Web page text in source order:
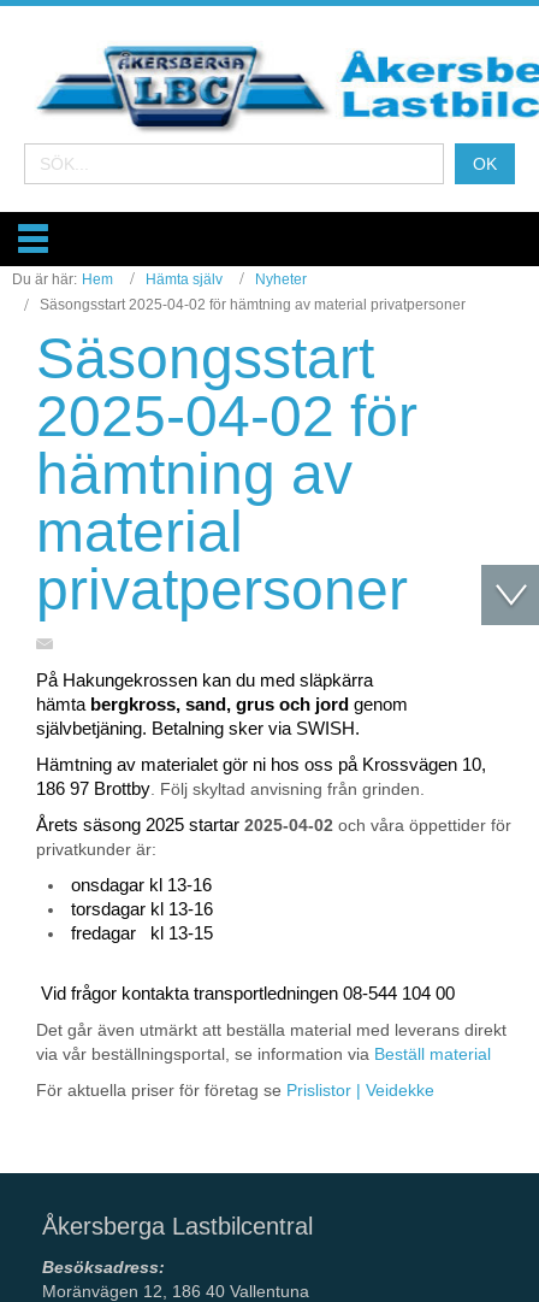
Du är här: Hem Hämta själv
Nyheter
Säsongsstart 2025-04-02 för hämtning av material privatpersoner
Säsongsstart
2025-04-02 för
hämtning av
material
privatpersoner
På Hakungekrossen kan du med släpkärra
hämta bergkross, sand, grus och jord genom
självbetjäning. Betalning sker via SWISH.
Hämtning av materialet gör ni hos oss på Krossvägen 10,
186 97 Brottby . Följ skyltad anvisning från grinden.
Årets säsong 2025 startar 2025-04-02 och våra öppettider för
privatkunder är:
onsdagar kl 13-16
torsdagar kl 13-16
fredagar kl 13-15
Vid frågor kontakta transportledningen 08-544 104 00
Det går även utmärkt att beställa material med leverans direkt
via vår beställningsportal, se information via Beställ material
För aktuella priser för företag se Prislistor | Veidekke
Åkersberga Lastbilcentral
Besöksadress:
Moränvägen 12, 186 40 Vallentuna